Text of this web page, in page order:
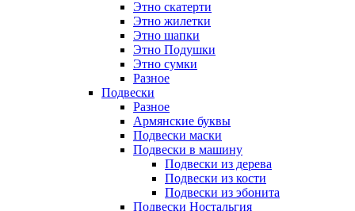
Этно скатерти
Этно жилетки
Этно шапки
Этно Подушки
Этно сумки
Разное
Подвески
Разное
Армянские буквы
Подвески маски
Подвески в машину
Подвески из дерева
Подвески из кости
Подвески из эбонита
Подвески Ностальгия